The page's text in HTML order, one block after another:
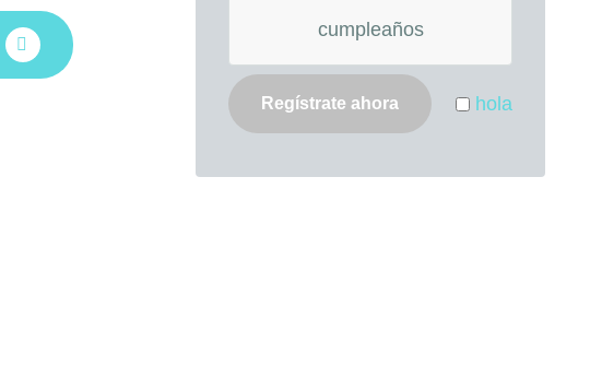
hola
Regístrate ahora